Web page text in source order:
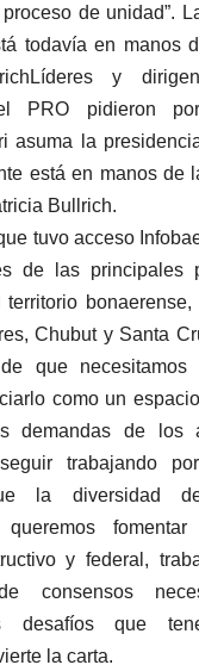
de unidad”.
todavía en manos
Líderes y
PRO pidieron
asuma la
está en manos de
Bullrich.
tuvo acceso
de las principales
territorio
Chubut y Santa
que necesitamos
como un
demandas de los
trabajando
la diversidad
y federal,
consensos
desafíos que
la carta.